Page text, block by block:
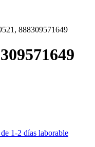
888309571649
1-2 días laborable